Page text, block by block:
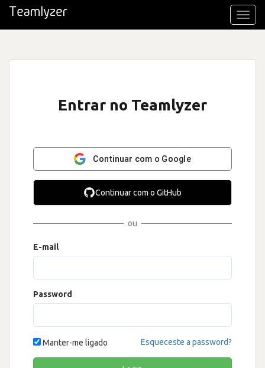
Entrar no Teamlyzer
Continuar com o Google
Continuar com o GitHub
ou
E-mail
Password
Manter-me ligado Esqueceste a password?